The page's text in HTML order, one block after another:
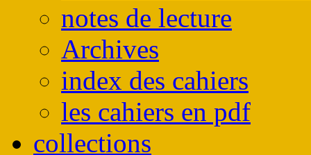
notes de lecture
Archives
index des cahiers
les cahiers en pdf
collections